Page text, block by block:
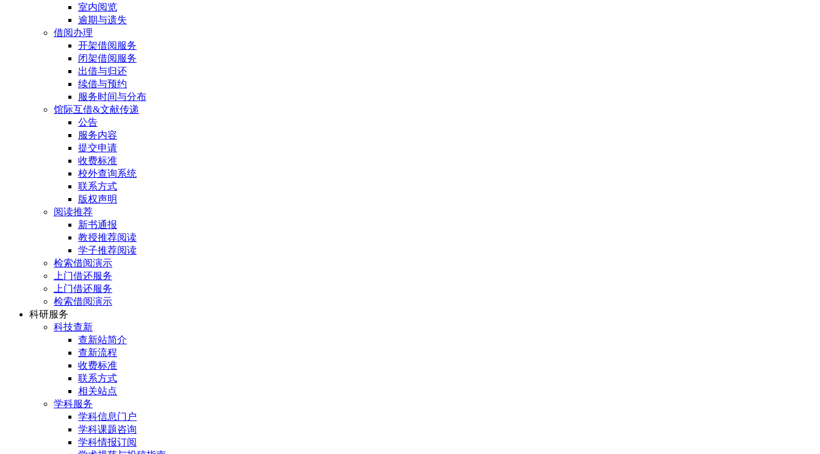
室内阅览
逾期与遗失
借阅办理
开架借阅服务
闭架借阅服务
出借与归还
续借与预约
服务时间与分布
馆际互借&文献传递
公告
服务内容
提交申请
收费标准
校外查询系统
联系方式
版权声明
阅读推荐
新书通报
教授推荐阅读
学子推荐阅读
检索借阅演示
上门借还服务
上门借还服务
检索借阅演示
科研服务
科技查新
查新站简介
查新流程
收费标准
联系方式
相关站点
学科服务
学科信息门户
学科课题咨询
学科情报订阅